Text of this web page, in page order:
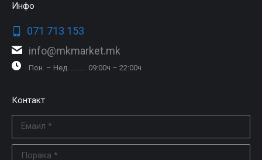
Инфо
071 713 153
info@mkmarket.mk
Пон. – Нед. ……… 09:00ч – 22:00ч
Контакт